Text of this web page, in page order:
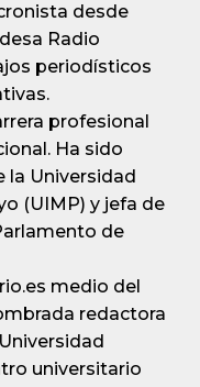
desde
Radio
periodísticos
profesional
Ha sido
la Universidad
(UIMP) y jefa de
de
medio del
redactora
universitario